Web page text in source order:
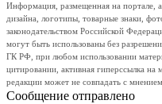
Информация, размещенная на портале,
дизайна, логотипы, товарные знаки,
законодательством Российской
могут быть использованы без
ГК РФ, при любом использовании
цитировании, активная гиперссылка на
редакции может не совпадать с
Сообщение отправлено